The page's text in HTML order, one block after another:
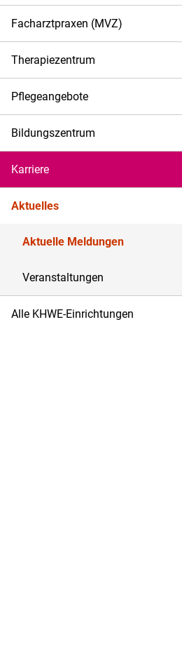
Facharztpraxen (MVZ)
Therapiezentrum
Pflegeangebote
Bildungszentrum
Karriere
Aktuelles
Aktuelle Meldungen
Veranstaltungen
Alle KHWE-Einrichtungen